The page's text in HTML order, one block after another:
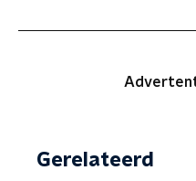
Gerelateerd